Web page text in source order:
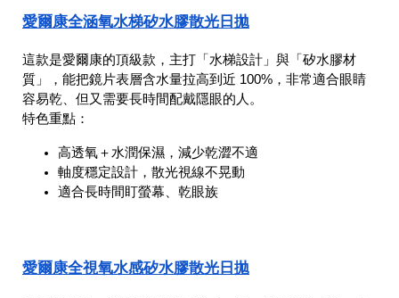
愛爾康全涵氧水梯矽水膠散光日拋
這款是愛爾康的頂級款，主打「水梯設計」與「矽水膠材
質」，能把鏡片表層含水量拉高到近 100%，非常適合眼睛
容易乾、但又需要長時間配戴隱眼的人。
特色重點：
高透氧＋水潤保濕，減少乾澀不適
軸度穩定設計，散光視線不晃動
適合長時間盯螢幕、乾眼族
愛爾康全視氧水感矽水膠散光日拋